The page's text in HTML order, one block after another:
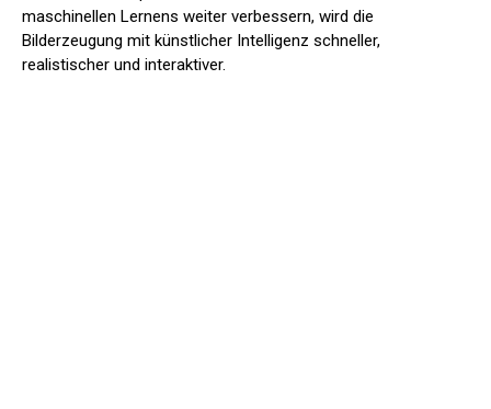
maschinellen Lernens weiter verbessern, wird die
Bilderzeugung mit künstlicher Intelligenz schneller,
realistischer und interaktiver.